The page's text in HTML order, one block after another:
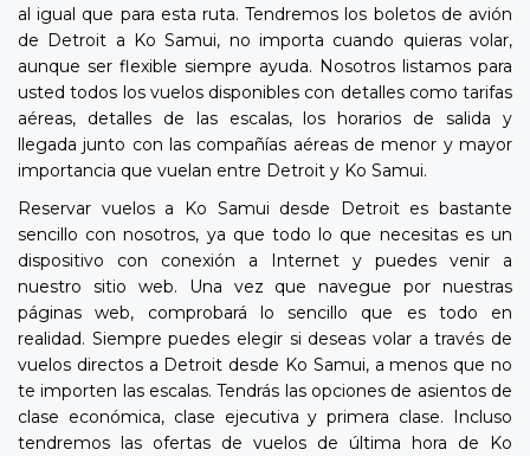
al igual que para esta ruta. Tendremos los boletos de avión
de Detroit a Ko Samui, no importa cuando quieras volar,
aunque ser flexible siempre ayuda. Nosotros listamos para
usted todos los vuelos disponibles con detalles como tarifas
aéreas, detalles de las escalas, los horarios de salida y
llegada junto con las compañías aéreas de menor y mayor
importancia que vuelan entre Detroit y Ko Samui.
Reservar vuelos a Ko Samui desde Detroit es bastante
sencillo con nosotros, ya que todo lo que necesitas es un
dispositivo con conexión a Internet y puedes venir a
nuestro sitio web. Una vez que navegue por nuestras
páginas web, comprobará lo sencillo que es todo en
realidad. Siempre puedes elegir si deseas volar a través de
vuelos directos a Detroit desde Ko Samui, a menos que no
te importen las escalas. Tendrás las opciones de asientos de
clase económica, clase ejecutiva y primera clase. Incluso
tendremos las ofertas de vuelos de última hora de Ko